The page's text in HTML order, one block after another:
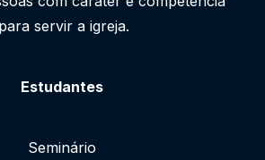
para servir a igreja.
Estudantes
Seminário